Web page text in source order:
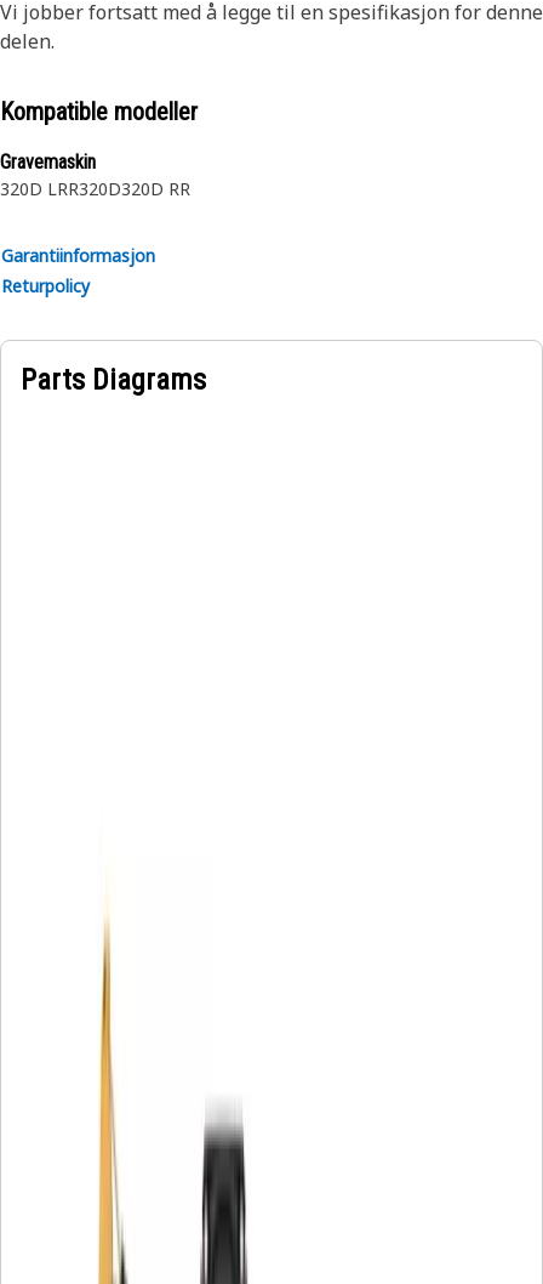
Vi jobber fortsatt med å legge til en spesifikasjon for denne
delen.
Kompatible modeller
Gravemaskin
320D LRR320D320D RR
Garantiinformasjon
Returpolicy
Parts Diagrams